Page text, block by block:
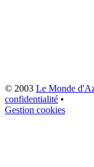
© 2003 Le Monde
confidentialité •
Gestion cookies